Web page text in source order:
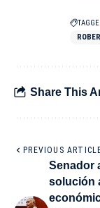
Share This
PREVIOUS
Senador
solución